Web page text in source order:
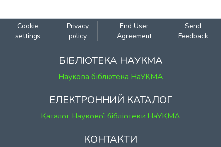
Cookie
settings
Privacy
policy
End User
Agreement
Send
Feedback
БІБЛІОТЕКА НАУКМА
Наукова бібліотека НаУКМА
ЕЛЕКТРОННИЙ КАТАЛОГ
Каталог Наукової бібліотеки НаУКМА
КОНТАКТИ